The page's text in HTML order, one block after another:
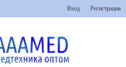
Вход Регистрация